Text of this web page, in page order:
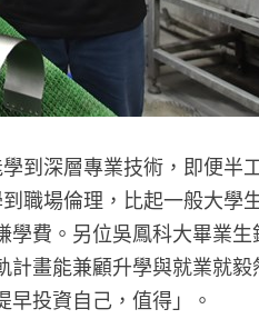
到深層專業技術，即便半
職場倫理，比起一般大學
費。另位吳鳳科大畢業
畫能兼顧升學與就業就
投資自己，值得」。